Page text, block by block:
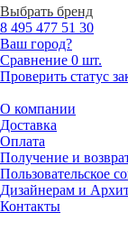
Выбрать бренд
8 495 477 51 30
Ваш город?
Сравнение 0 шт.
Проверить статус
О компании
Доставка
Оплата
Получение и
Пользовательское
Дизайнерам и
Контакты